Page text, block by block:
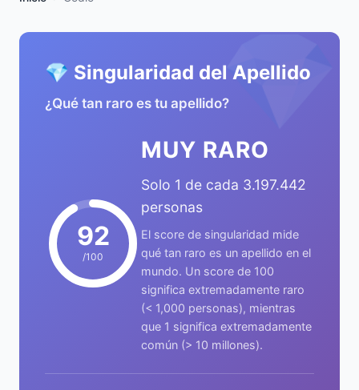
💎
💎 Singularidad del Apellido
¿Qué tan raro es tu apellido?
92
/100
MUY RARO
Solo 1 de cada 3.197.442
personas
El score de singularidad mide
qué tan raro es un apellido en el
mundo. Un score de 100
significa extremadamente raro
(< 1,000 personas), mientras
que 1 significa extremadamente
común (> 10 millones).